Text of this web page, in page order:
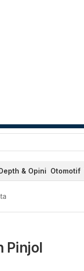
& Opini Otomotif
Pinjol